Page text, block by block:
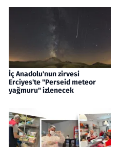
İç Anadolu'nun zirvesi
Erciyes'te "Perseid meteor
yağmuru" izlenecek